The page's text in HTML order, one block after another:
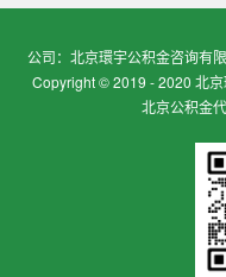
公司：北京環宇公积金咨询有
Copyright © 2019 - 2020 北
北京公积金